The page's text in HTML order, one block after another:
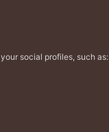
social profiles, such as: